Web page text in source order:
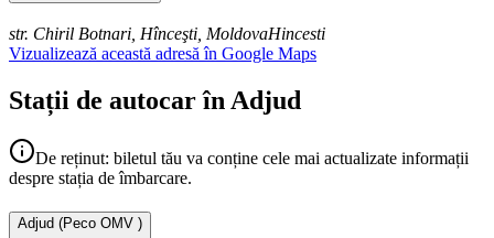
str. Chiril Botnari, Hînceşti, MoldovaHincesti
Vizualizează această adresă în Google Maps
Stații de autocar în Adjud
De reținut: biletul tău va conține cele mai actualizate informații
despre stația de îmbarcare.
Adjud (Peco OMV )